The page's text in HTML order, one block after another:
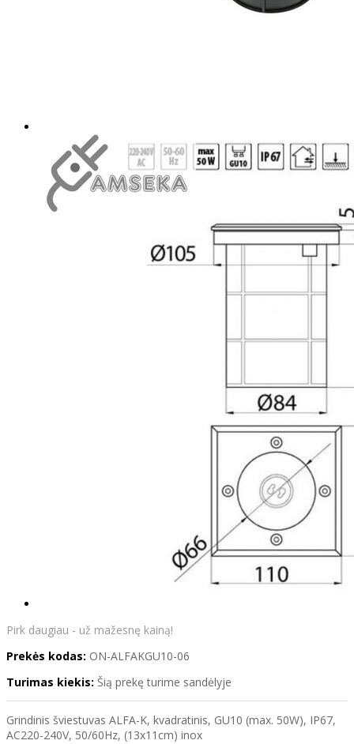
Pirk daugiau - už mažesnę kainą!
Prekės kodas: ON-ALFAKGU10-06
Turimas kiekis: Šią prekę turime sandėlyje
Grindinis šviestuvas ALFA-K, kvadratinis, GU10 (max. 50W), IP67,
AC220-240V, 50/60Hz, (13x11cm) inox